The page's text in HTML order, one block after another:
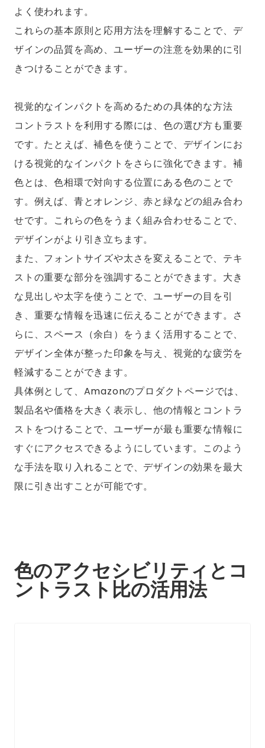
よく使われます。
これらの基本原則と応用方法を理解することで、デ
ザインの品質を高め、ユーザーの注意を効果的に引
きつけることができます。
視覚的なインパクトを高めるための具体的な方法
コントラストを利用する際には、色の選び方も重要
です。たとえば、補色を使うことで、デザインにお
ける視覚的なインパクトをさらに強化できます。補
色とは、色相環で対向する位置にある色のことで
す。例えば、青とオレンジ、赤と緑などの組み合わ
せです。これらの色をうまく組み合わせることで、
デザインがより引き立ちます。
また、フォントサイズや太さを変えることで、テキ
ストの重要な部分を強調することができます。大き
な見出しや太字を使うことで、ユーザーの目を引
き、重要な情報を迅速に伝えることができます。さ
らに、スペース（余白）をうまく活用することで、
デザイン全体が整った印象を与え、視覚的な疲労を
軽減することができます。
具体例として、Amazonのプロダクトページでは、
製品名や価格を大きく表示し、他の情報とコントラ
ストをつけることで、ユーザーが最も重要な情報に
すぐにアクセスできるようにしています。このよう
な手法を取り入れることで、デザインの効果を最大
限に引き出すことが可能です。
色のアクセシビリティとコ
ントラスト比の活用法